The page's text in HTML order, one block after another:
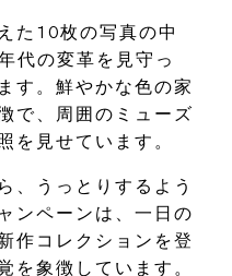
た10枚の写真の中
代の変革を見守っ
す。鮮やかな色の家
で、周囲のミューズ
を見せています。
、うっとりするよう
ンペーンは、一日の
作コレクションを登
を象徴しています。